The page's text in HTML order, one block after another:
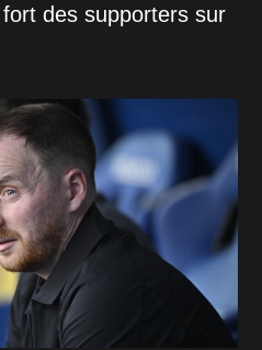
des supporters sur